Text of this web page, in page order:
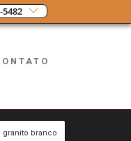
5482
granito branco